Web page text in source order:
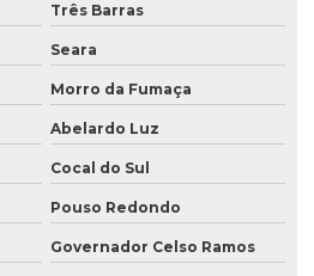
construtoras
estrutural
Três Barras
Seara
Morro da Fumaça
Abelardo Luz
Cocal do Sul
Pouso Redondo
Governador Celso Ramos